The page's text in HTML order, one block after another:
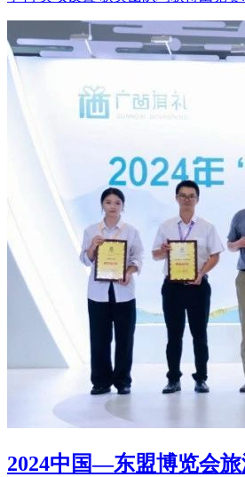
2024中国—东盟博览会